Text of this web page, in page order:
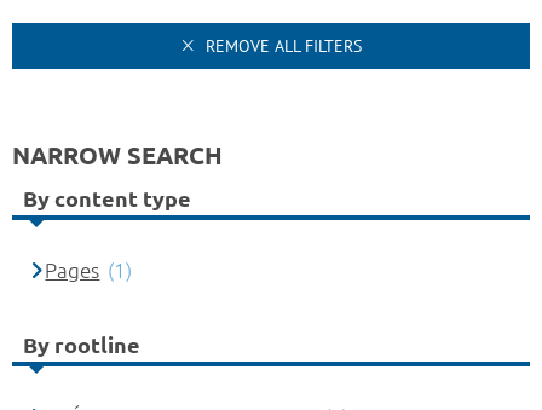
REMOVE ALL FILTERS
NARROW SEARCH
By content type
Pages (1)
By rootline